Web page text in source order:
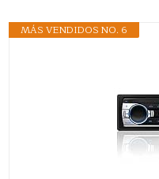
MÁS VENDIDOS NO. 6